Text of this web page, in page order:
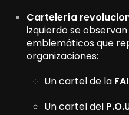
Cartelería
izquierdo se
emblemáticos que
organizaciones:
Un cartel de la FAI
Un cartel del